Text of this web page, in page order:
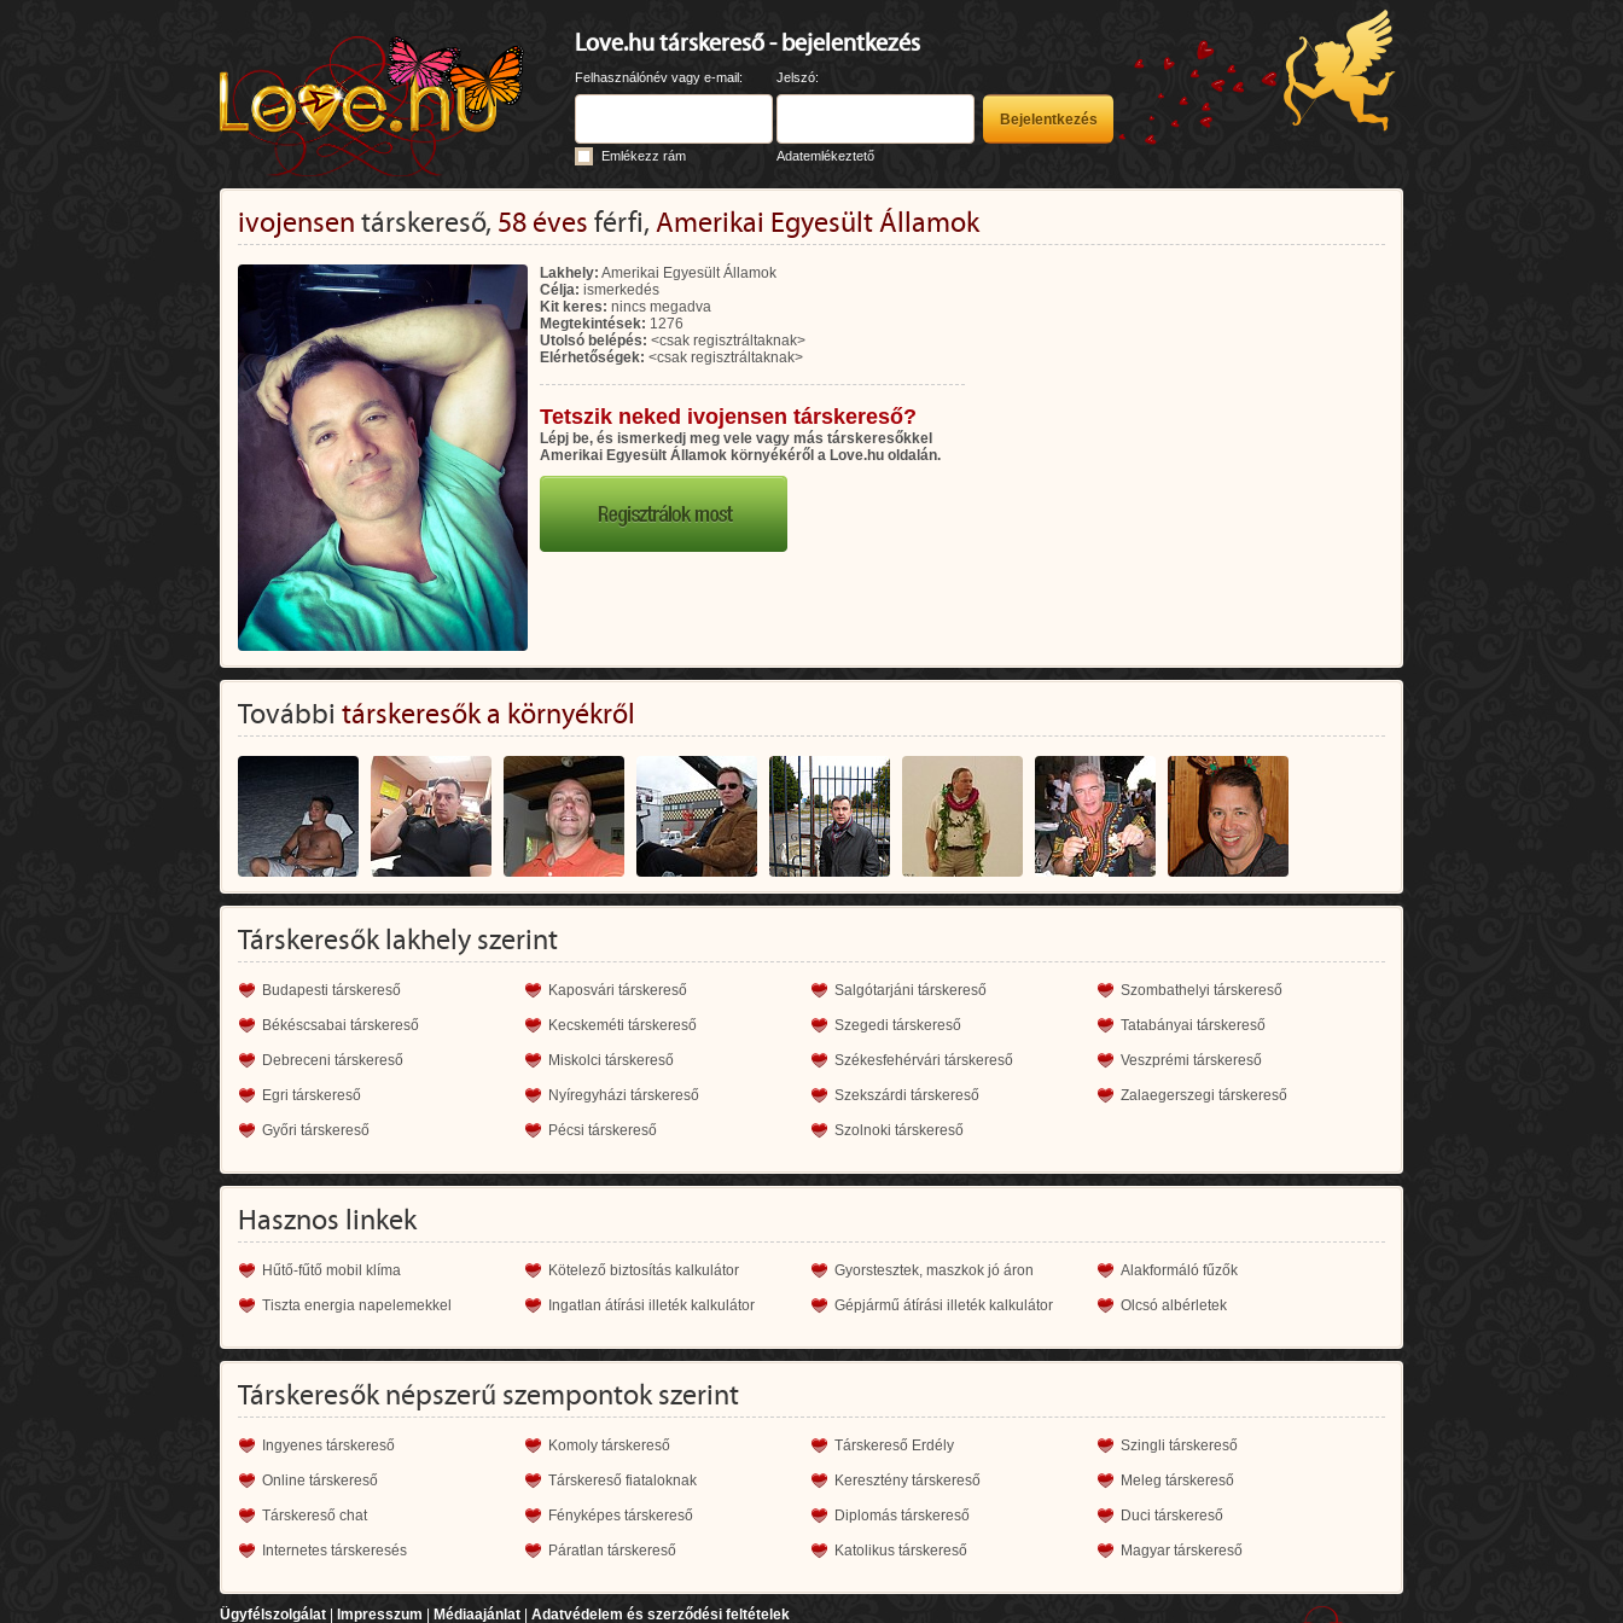
Love.hu társkereső - bejelentkezés
Felhasználónév vagy e-mail: Jelszó:
Emlékezz rám Adatemlékeztető
ivojensen társkereső, 58 éves férfi, Amerikai Egyesült Államok
Lakhely: Amerikai Egyesült Államok
Célja: ismerkedés
Kit keres: nincs megadva
Megtekintések: 1276
Utolsó belépés: <csak regisztráltaknak>
Elérhetőségek: <csak regisztráltaknak>
Tetszik neked ivojensen társkereső?
Lépj be, és ismerkedj meg vele vagy más társkeresőkkel
Amerikai Egyesült Államok környékéről a Love.hu oldalán.
További társkeresők a környékről
Társkeresők lakhely szerint
Budapesti társkereső Kaposvári társkereső Salgótarjáni társkereső Szombathelyi társkereső
Békéscsabai társkereső Kecskeméti társkereső Szegedi társkereső Tatabányai társkereső
Debreceni társkereső Miskolci társkereső Székesfehérvári társkereső Veszprémi társkereső
Egri társkereső Nyíregyházi társkereső Szekszárdi társkereső Zalaegerszegi társkereső
Győri társkereső Pécsi társkereső Szolnoki társkereső
Hasznos linkek
Hűtő-fűtő mobil klíma Kötelező biztosítás kalkulátor Gyorstesztek, maszkok jó áron Alakformáló fűzők
Tiszta energia napelemekkel Ingatlan átírási illeték kalkulátor Gépjármű átírási illeték kalkulátor Olcsó albérletek
Társkeresők népszerű szempontok szerint
Ingyenes társkereső Komoly társkereső Társkereső Erdély Szingli társkereső
Online társkereső Társkereső fiataloknak Keresztény társkereső Meleg társkereső
Társkereső chat Fényképes társkereső Diplomás társkereső Duci társkereső
Internetes társkeresés Páratlan társkereső Katolikus társkereső Magyar társkereső
Ügyfélszolgálat Impresszum Médiaajánlat Adatvédelem és szerződési feltételek